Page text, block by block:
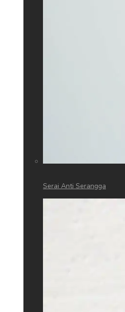
Serai Anti Serangga